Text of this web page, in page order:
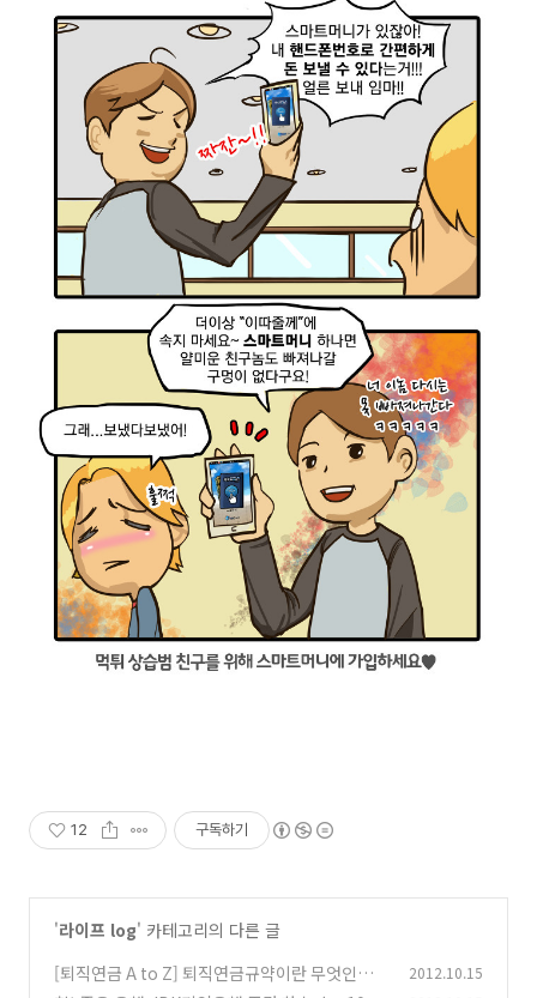
12 구독하기
'라이프 log' 카테고리의 다른 글
[퇴직연금 A to Z] 퇴직연금규약이란 무엇인가
2012.10.15